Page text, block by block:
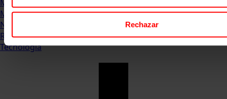
Rechazar
Management
Marketing & Comunicación
Negocios
Recursos Humanos
Tecnología